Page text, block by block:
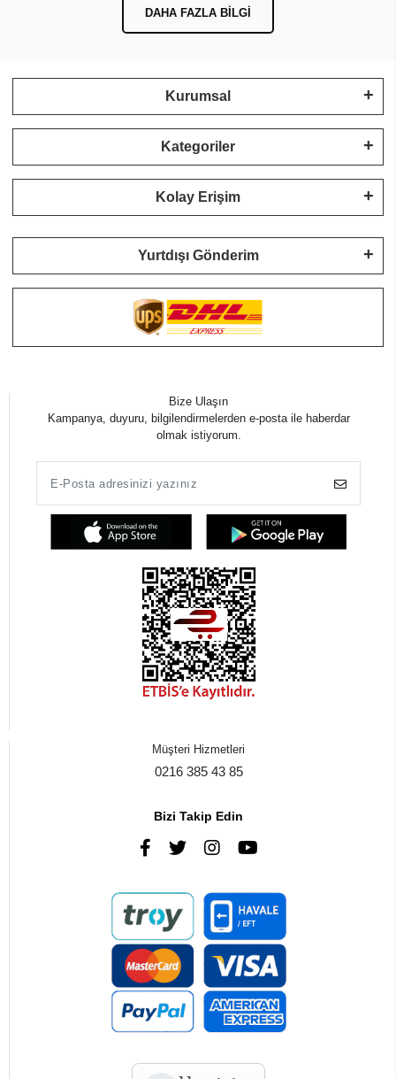
DAHA FAZLA BILGI
Kurumsal
Kategoriler
Kolay Erişim
Yurtdışı Gönderim
Bize Ulaşın
Kampanya, duyuru, bilgilendirmelerden e-posta ile haberdar
olmak istiyorum.
Müşteri Hizmetleri
0216 385 43 85
Bizi Takip Edin